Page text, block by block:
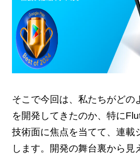
そこで今回は、私たちがどの
を開発してきたのか、特に
技術面に焦点を当てて、連載
します。開発の舞台裏から見